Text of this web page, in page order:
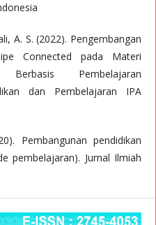
A. S. (2022). Pengembangan
Connected pada Materi
Berbasis Pembelajaran
dan Pembelajaran IPA
Pembangunan pendidikan
pembelajaran). Jurnal Ilmiah